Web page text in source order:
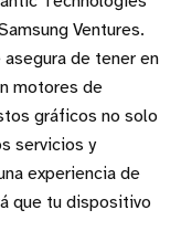
Ventures.
asegura de tener en
motores de
gráficos no solo
servicios y
experiencia de
que tu dispositivo